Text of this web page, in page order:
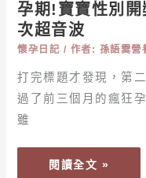
孕期!寶寶性別
次超音波
懷孕日記 / 作者: 孫語霙營
打完標題才發現，第
過了前三個月的瘋狂
雖
期!
寶
寶
性
開
超
浪
閱讀全文 »